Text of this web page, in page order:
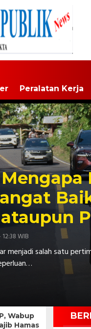
Peralatan Kerja
WIB
menjadi salah satu
Wabup
Hamas